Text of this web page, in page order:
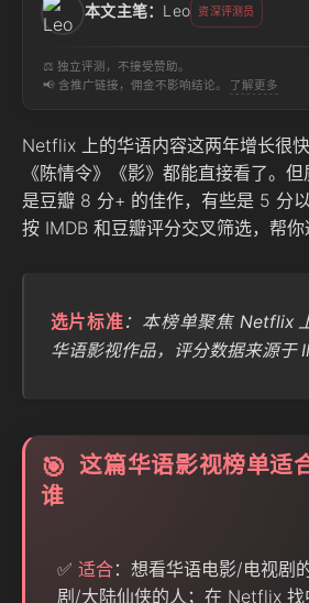
本文主笔： Leo 资深评测员
⚖️ 独立评测，不接受赞助。
📢 含推广链接，佣金不影响结论。
了解更多
Netflix 上的华语内容这两年增长很
《陈情令》《影》都能直接看了。
是豆瓣 8 分+ 的佳作，有些是 5 分
按 IMDB 和豆瓣评分交叉筛选，帮你
选片标准：本榜单聚焦 Netflix
华语影视作品，评分数据来源于
🎯 这篇华语影视榜单适
谁
✅ 适合：想看华语电影/电视剧
剧/大陆仙侠的人；在 Netflix 找